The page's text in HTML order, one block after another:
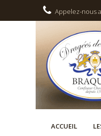
Appelez-nous
ACCUEIL